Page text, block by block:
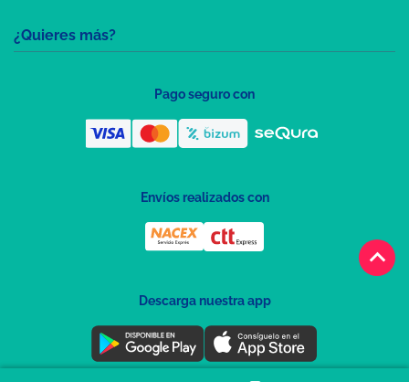
keyboard_arrow_up
¿Quieres más?
Pago seguro con
Envíos realizados con
Descarga nuestra app